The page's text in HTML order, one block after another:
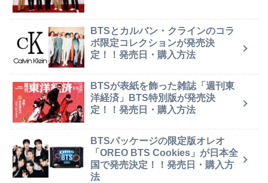
BTSとカルバン・クラインのコラ
ボ限定コレクションが発売決
定！！発売日・購入方法
BTSが表紙を飾った雑誌「週刊東
洋経済」BTS特別版が発売決
定！！発売日・購入方法
BTSパッケージの限定版オレオ
「OREO BTS Cookies」が日本全
国で発売決定！！発売日・購入方
法